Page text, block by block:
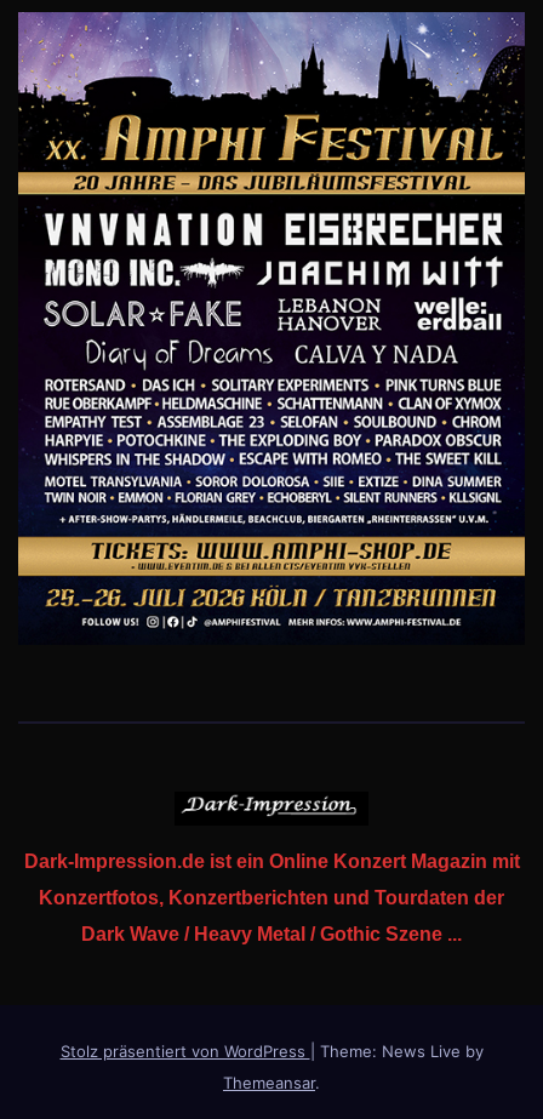
Dark-Impression.de ist ein Online Konzert Magazin mit
Konzertfotos, Konzertberichten und Tourdaten der
Dark Wave / Heavy Metal / Gothic Szene ...
Stolz präsentiert von WordPress
Theme: News Live by
Themeansar.